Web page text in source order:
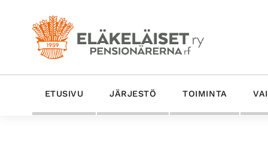
ensisijaiseen
valikkoon
pääsisältöön
ensisijaiseen
sivupalkkiin
alatunnisteeseen
Eläkeläiset
Ry
Eläkeläiset
on
ETUSIVU JÄRJESTÖ TOIMINTA